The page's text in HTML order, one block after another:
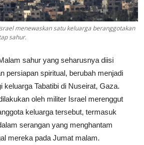
menewaskan satu keluarga beranggotakan
sahur.
sahur yang seharusnya diisi
persiapan spiritual, berubah menjadi
keluarga Tabatibi di Nuseirat, Gaza.
oleh militer Israel merenggut
keluarga tersebut, termasuk
serangan yang menghantam
mereka pada Jumat malam.